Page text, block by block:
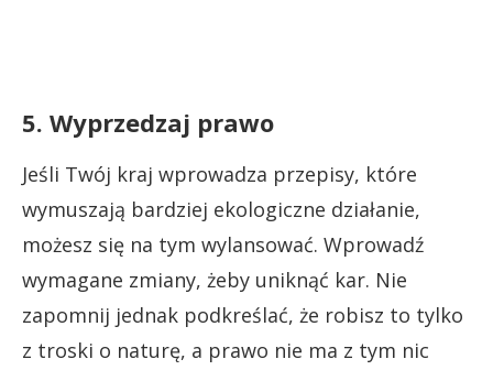
5. Wyprzedzaj prawo
Jeśli Twój kraj wprowadza przepisy, które
wymuszają bardziej ekologiczne działanie,
możesz się na tym wylansować. Wprowadź
wymagane zmiany, żeby uniknąć kar. Nie
zapomnij jednak podkreślać, że robisz to tylko
z troski o naturę, a prawo nie ma z tym nic